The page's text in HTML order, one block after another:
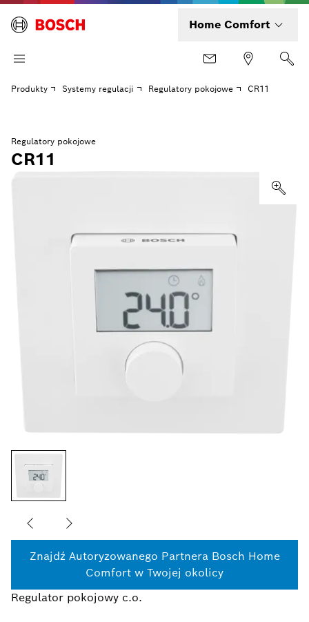
Home Comfort
Produkty Systemy regulacji Regulatory pokojowe CR11
Regulatory pokojowe
CR11
Znajdź Autoryzowanego Partnera Bosch Home
Comfort w Twojej okolicy
Regulator pokojowy c.o.